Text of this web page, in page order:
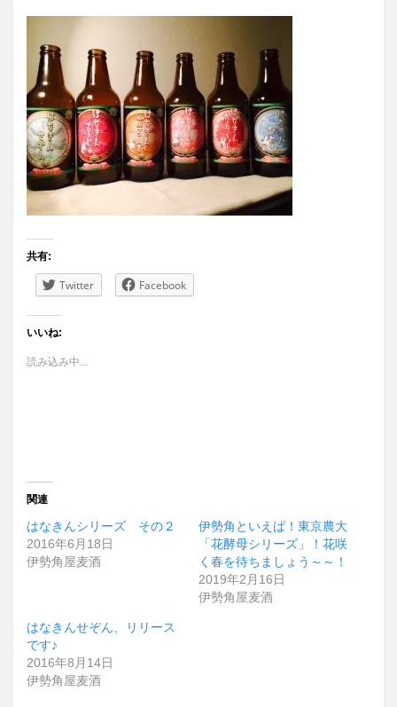
共有:
Twitter Facebook
いいね:
読み込み中...
関連
はなきんシリーズ その２
2016年6月18日
伊勢角屋麦酒
伊勢角といえば！東京農大
「花酵母シリーズ」！花咲
く春を待ちましょう～～！
2019年2月16日
伊勢角屋麦酒
はなきんせぞん、リリース
です♪
2016年8月14日
伊勢角屋麦酒